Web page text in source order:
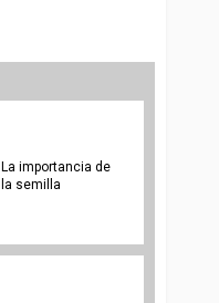
La importancia de
la semilla